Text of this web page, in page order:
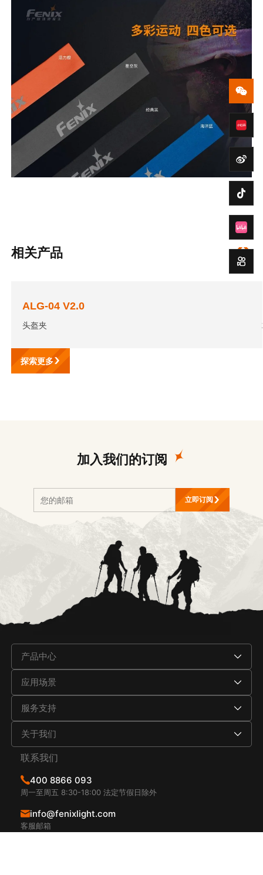
相关产品
ALG-04 V2.0
头盔夹
探索更多
加入我们的订阅
立即订阅
产品中心
应用场景
服务支持
关于我们
联系我们
400 8866 093
周一至周五 8:30-18:00 法定节假日除外
info@fenixlight.com
客服邮箱